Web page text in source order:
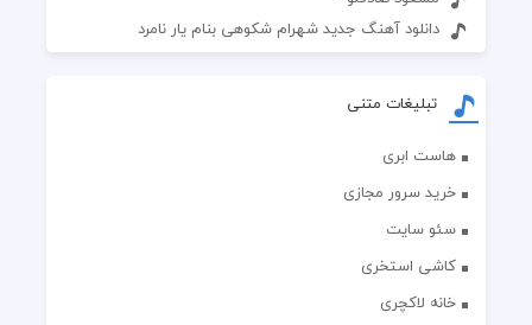
دانلود آهنگ جدید شهرام شکوهی بنام یار نامرد
تبلیغات متنی
هاست ابری
خرید سرور مجازی
سئو سایت
کاشی استخری
خانه لاکچری